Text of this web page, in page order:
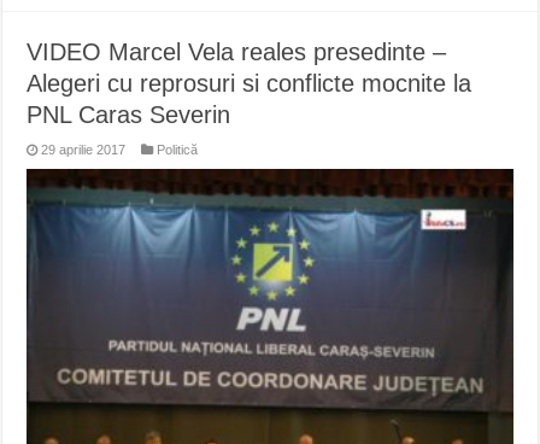
VIDEO Marcel Vela reales presedinte –
Alegeri cu reprosuri si conflicte mocnite la
PNL Caras Severin
29 aprilie 2017 Politică